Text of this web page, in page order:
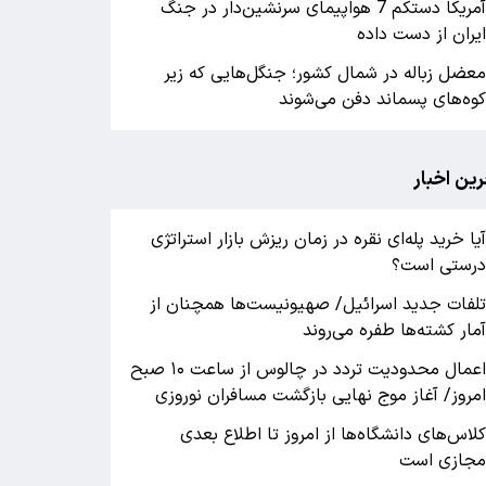
آمریکا دستکم 7 هواپیمای سرنشین‌دار در جنگ
ایران از دست داده
معضل زباله در شمال کشور؛ جنگل‌هایی که زیر
کوه‌های پسماند دفن می‌شوند
اخبار
آیا خرید پله‌ای نقره در زمان ریزش بازار استراتژی
درستی است؟
تلفات جدید اسرائیل/ صهیونیست‌ها همچنان از
آمار کشته‌ها طفره می‌روند
اعمال محدودیت تردد در چالوس از ساعت ۱۰ صبح
امروز/ آغاز موج نهایی بازگشت مسافران نوروزی
کلاس‌های دانشگاه‌ها از امروز تا اطلاع بعدی
مجازی است